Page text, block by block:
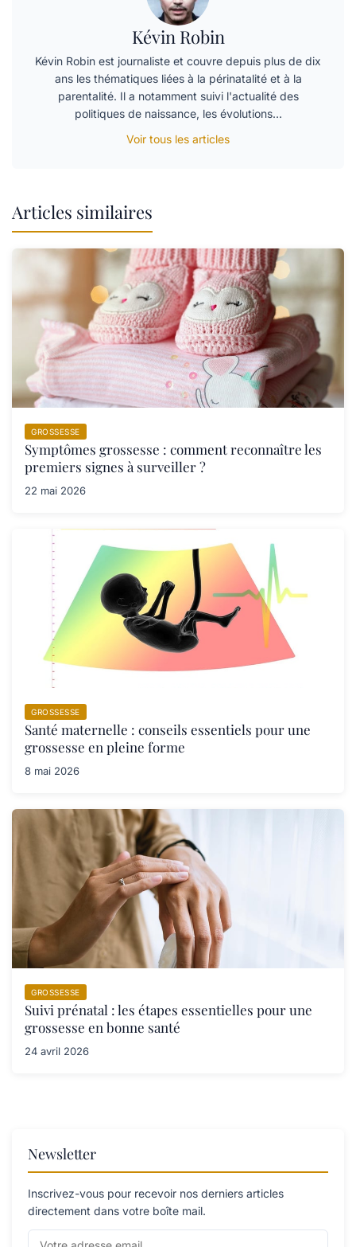
Kévin Robin
Kévin Robin est journaliste et couvre depuis plus de dix
ans les thématiques liées à la périnatalité et à la
parentalité. Il a notamment suivi l'actualité des
politiques de naissance, les évolutions…
Voir tous les articles
Articles similaires
GROSSESSE
Symptômes grossesse : comment reconnaître les
premiers signes à surveiller ?
22 mai 2026
GROSSESSE
Santé maternelle : conseils essentiels pour une
grossesse en pleine forme
8 mai 2026
GROSSESSE
Suivi prénatal : les étapes essentielles pour une
grossesse en bonne santé
24 avril 2026
Newsletter
Inscrivez-vous pour recevoir nos derniers articles
directement dans votre boîte mail.